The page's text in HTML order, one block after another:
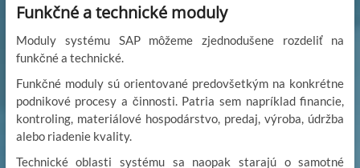
Funkčné a technické moduly
Moduly systému SAP môžeme zjednodušene rozdeliť na
funkčné a technické.
Funkčné moduly sú orientované predovšetkým na konkrétne
podnikové procesy a činnosti. Patria sem napríklad financie,
kontroling, materiálové hospodárstvo, predaj, výroba, údržba
alebo riadenie kvality.
Technické oblasti systému sa naopak starajú o samotné